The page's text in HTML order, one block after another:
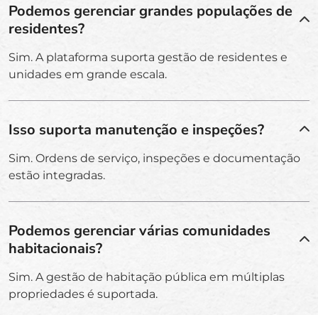
Podemos gerenciar grandes populações de
residentes?
Sim. A plataforma suporta gestão de residentes e
unidades em grande escala.
Isso suporta manutenção e inspeções?
Sim. Ordens de serviço, inspeções e documentação
estão integradas.
Podemos gerenciar várias comunidades
habitacionais?
Sim. A gestão de habitação pública em múltiplas
propriedades é suportada.